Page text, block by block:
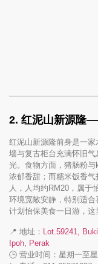
2. 红泥山新源隆
红泥山新源隆前身是一
墙与复古柜台充满怀旧
光。食物方面，猪肠粉
浓郁香甜；而糯米饭香
人，人均约RM20，属于
环境宽敞安静，特别适
计划怡保美食一日游，这
📍 地址： Lot.59241,
Ipoh, Perak
🕒 营业时间：星期一至